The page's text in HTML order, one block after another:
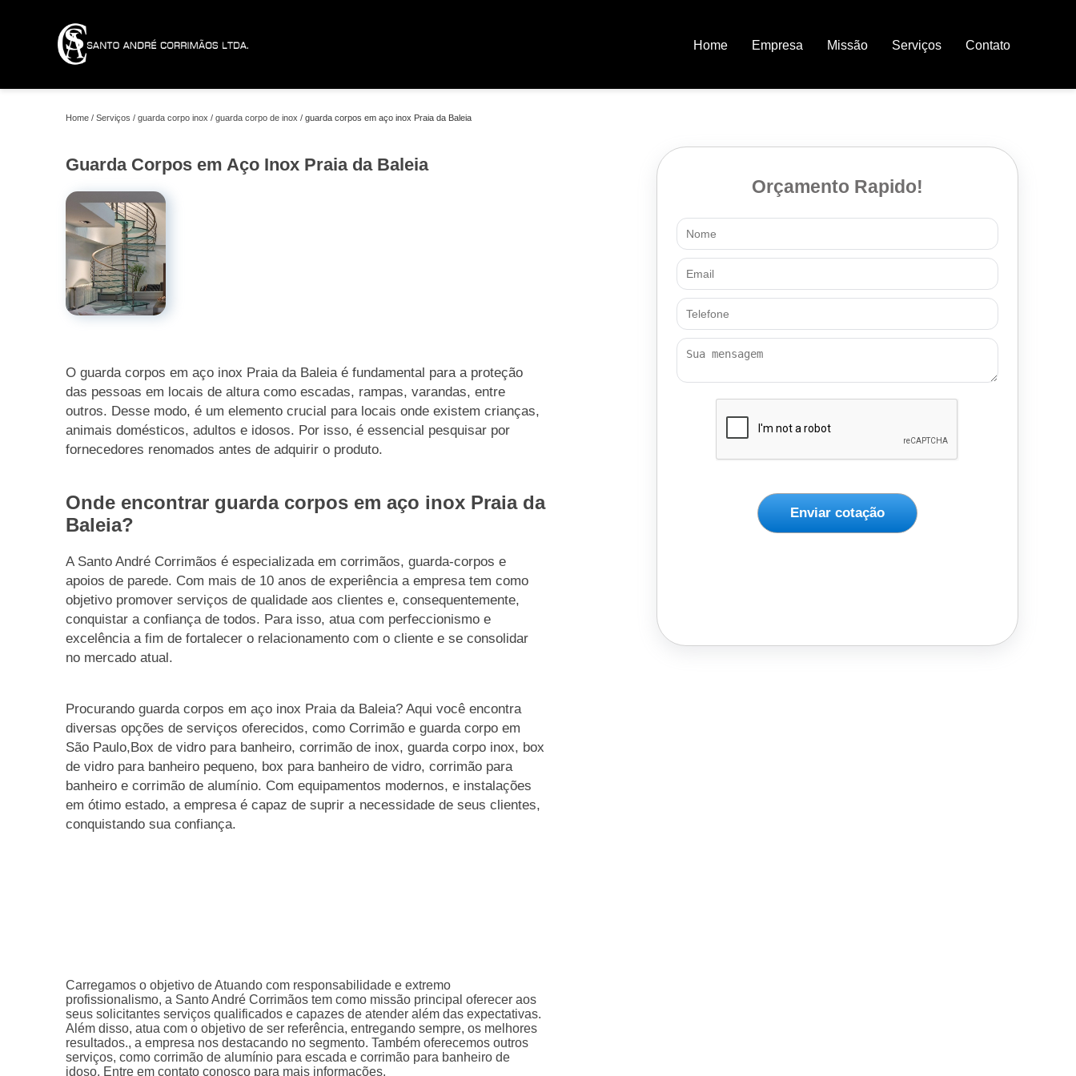
Home Empresa Missão Serviços Contato
Home Serviços guarda corpo inox guarda corpo de inox guarda corpos em aço inox Praia da Baleia
Guarda Corpos em Aço Inox Praia da Baleia
O guarda corpos em aço inox Praia da Baleia é fundamental para a proteção
das pessoas em locais de altura como escadas, rampas, varandas, entre
outros. Desse modo, é um elemento crucial para locais onde existem crianças,
animais domésticos, adultos e idosos. Por isso, é essencial pesquisar por
fornecedores renomados antes de adquirir o produto.
Onde encontrar guarda corpos em aço inox Praia da
Baleia?
A Santo André Corrimãos é especializada em corrimãos, guarda-corpos e
apoios de parede. Com mais de 10 anos de experiência a empresa tem como
objetivo promover serviços de qualidade aos clientes e, consequentemente,
conquistar a confiança de todos. Para isso, atua com perfeccionismo e
excelência a fim de fortalecer o relacionamento com o cliente e se consolidar
no mercado atual.
Procurando guarda corpos em aço inox Praia da Baleia? Aqui você encontra
diversas opções de serviços oferecidos, como Corrimão e guarda corpo em
São Paulo,Box de vidro para banheiro, corrimão de inox, guarda corpo inox, box
de vidro para banheiro pequeno, box para banheiro de vidro, corrimão para
banheiro e corrimão de alumínio. Com equipamentos modernos, e instalações
em ótimo estado, a empresa é capaz de suprir a necessidade de seus clientes,
conquistando sua confiança.
Carregamos o objetivo de Atuando com responsabilidade e extremo
profissionalismo, a Santo André Corrimãos tem como missão principal oferecer aos
seus solicitantes serviços qualificados e capazes de atender além das expectativas.
Além disso, atua com o objetivo de ser referência, entregando sempre, os melhores
resultados., a empresa nos destacando no segmento. Também oferecemos outros
serviços, como corrimão de alumínio para escada e corrimão para banheiro de
idoso. Entre em contato conosco para mais informações.
Orçamento Rapido!
Enviar cotação